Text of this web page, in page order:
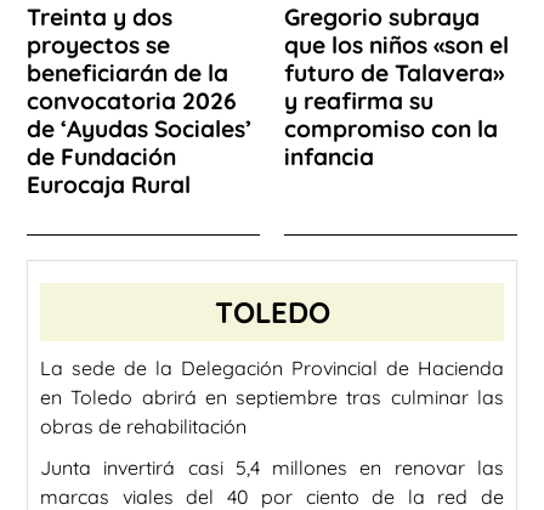
Treinta y dos
proyectos se
beneficiarán de la
convocatoria 2026
de ‘Ayudas Sociales’
de Fundación
Eurocaja Rural
Gregorio subraya
que los niños «son el
futuro de Talavera»
y reafirma su
compromiso con la
infancia
TOLEDO
La sede de la Delegación Provincial de Hacienda
en Toledo abrirá en septiembre tras culminar las
obras de rehabilitación
Junta invertirá casi 5,4 millones en renovar las
marcas viales del 40 por ciento de la red de